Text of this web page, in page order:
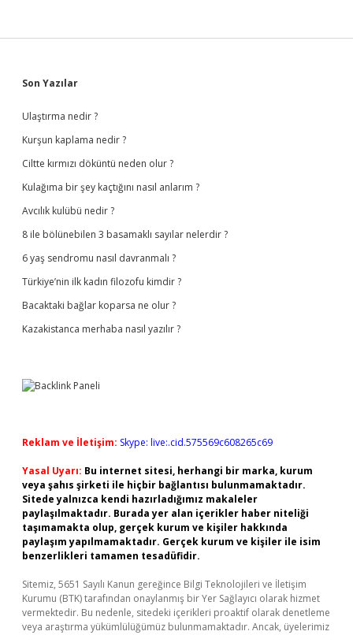
Sidebar
Son Yazılar
Ulaştırma nedir ?
Kurşun kaplama nedir ?
Ciltte kırmızı döküntü neden olur ?
Kulağıma bir şey kaçtığını nasıl anlarım ?
Avcılık kulübü nedir ?
8 ile bölünebilen 3 basamaklı sayılar nelerdir ?
6 yaş sendromu nasıl davranmalı ?
Türkiye’nin ilk kadın filozofu kimdir ?
Bacaktaki bağlar koparsa ne olur ?
Kazakistanca merhaba nasıl yazılır ?
Reklam ve İletişim: Skype: live:.cid.575569c608265c69
Yasal Uyarı: Bu internet sitesi, herhangi bir marka, kurum
veya şahıs şirketi ile hiçbir bağlantısı bulunmamaktadır.
Sitede yalnızca kendi hazırladığımız makaleler
paylaşılmaktadır. Burada yer alan içerikler haber niteliği
taşımamakta olup, gerçek kurum ve kişiler hakkında
paylaşım yapılmamaktadır. Gerçek kurum ve kişiler ile isim
benzerlikleri tamamen tesadüfidir.
Sitemiz, 5651 Sayılı Kanun gereğince Bilgi Teknolojileri ve İletişim
Kurumu (BTK) tarafından onaylanmış bir Yer Sağlayıcı olarak hizmet
vermektedir. Bu nedenle, sitedeki içerikleri proaktif olarak denetleme
veya araştırma yükümlülüğümüz bulunmamaktadır. Ancak, üyelerimiz